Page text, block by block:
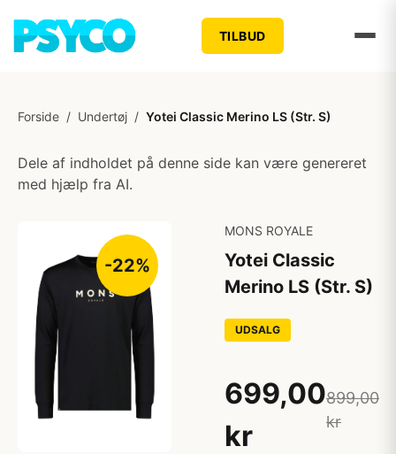
TILBUD
Forside / Undertøj / Yotei Classic Merino LS (Str. S)
Dele af indholdet på denne side kan være genereret
med hjælp fra AI.
-22%
MONS ROYALE
Yotei Classic
Merino LS (Str. S)
UDSALG
699,00
kr
899,00
kr